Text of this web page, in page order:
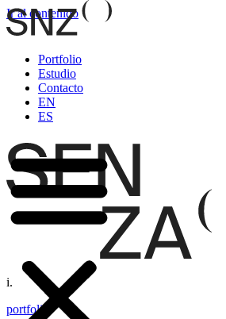
Ir al contenido
Portfolio
Estudio
Contacto
EN
ES
i.
portfolio